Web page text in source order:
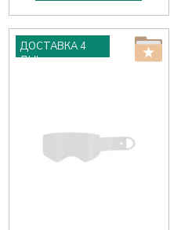
ДОСТАВКА 4
ДНІ